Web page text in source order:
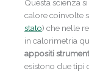
Questa scienza
calore coinvolte
stato) che nelle
in calorimetria
appositi
esistono due tipi